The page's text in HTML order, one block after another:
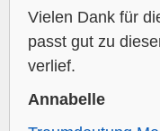
Vielen Dank für
passt gut zu
verlief.
Annabelle